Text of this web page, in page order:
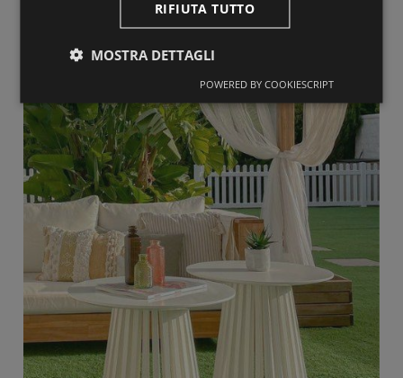
RIFIUTA TUTTO
MOSTRA DETTAGLI
POWERED BY COOKIESCRIPT